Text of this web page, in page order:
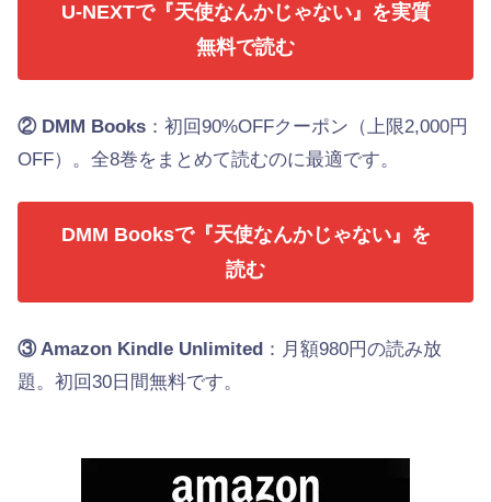
U-NEXTで『天使なんかじゃない』を実質
無料で読む
② DMM Books ：初回90%OFFクーポン（上限2,000円
OFF）。全8巻をまとめて読むのに最適です。
DMM Booksで『天使なんかじゃない』を
読む
③ Amazon Kindle Unlimited ：月額980円の読み放
題。初回30日間無料です。